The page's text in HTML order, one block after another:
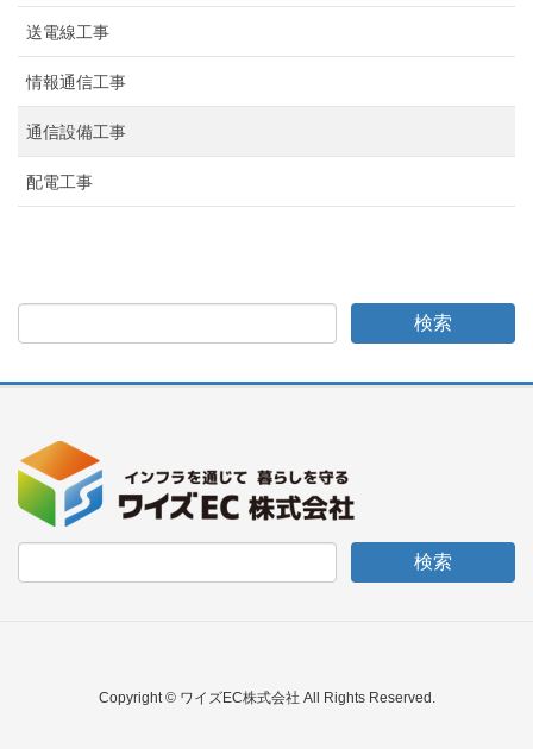
送電線工事
情報通信工事
通信設備工事
配電工事
Copyright © ワイズEC株式会社 All Rights Reserved.